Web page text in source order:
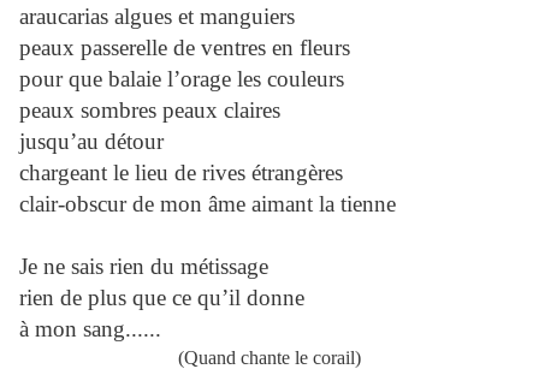
araucarias algues et manguiers
peaux passerelle de ventres en fleurs
pour que balaie l’orage les couleurs
peaux sombres peaux claires
jusqu’au détour
chargeant le lieu de rives étrangères
clair-obscur de mon âme aimant la tienne
Je ne sais rien du métissage
rien de plus que ce qu’il donne
à mon sang......
(Quand chante le corail)